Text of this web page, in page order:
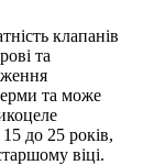
клапанів
та
та може
до 25 років,
віці.